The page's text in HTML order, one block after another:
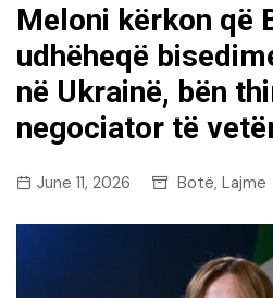
Meloni kërkon që
udhëheqë
në Ukrainë, bën
negociator të
June 11, 2026 Botë, Lajme